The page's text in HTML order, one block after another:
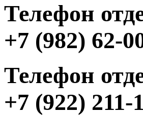
Телефон
+7 (982) 62-
Телефон
+7 (922) 211-